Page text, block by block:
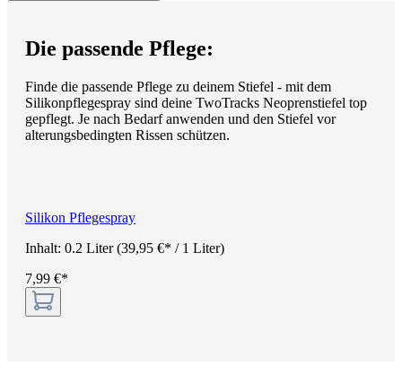
Die passende Pflege:
Finde die passende Pflege zu deinem Stiefel - mit dem
Silikonpflegespray sind deine TwoTracks Neoprenstiefel top
gepflegt. Je nach Bedarf anwenden und den Stiefel vor
alterungsbedingten Rissen schützen.
Silikon Pflegespray
Inhalt: 0.2 Liter(39,95 €* / 1 Liter)
7,99 €*